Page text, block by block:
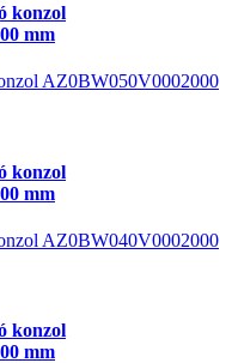
konzol
mm
AZ0BW050V0002000
konzol
mm
AZ0BW040V0002000
konzol
mm